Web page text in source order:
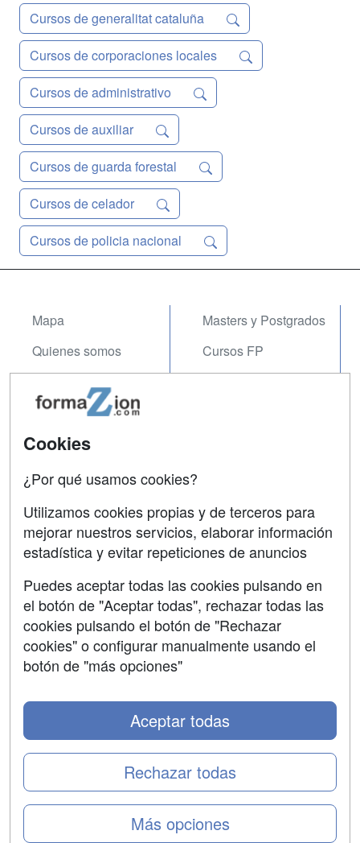
Cursos de generalitat cataluña
Cursos de corporaciones locales
Cursos de administrativo
Cursos de auxiliar
Cursos de guarda forestal
Cursos de celador
Cursos de policia nacional
Mapa
Quienes somos
Acceso Usuarios
Acceso Centros
Masters y Postgrados
Cursos FP
Contactar
Confidencialidad
Copyleft
SÍGUENOS EN:
Cookies
¿Por qué usamos cookies?
Utilizamos cookies propias y de terceros para
mejorar nuestros servicios, elaborar información
estadística y evitar repeticiones de anuncios
Puedes aceptar todas las cookies pulsando en
el botón de "Aceptar todas", rechazar todas las
cookies pulsando el botón de "Rechazar
cookies" o configurar manualmente usando el
botón de "más opciones"
Más opciones
Rechazar todas
Aceptar todas